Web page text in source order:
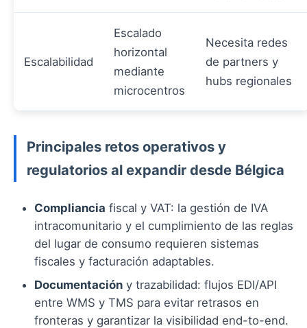
Escalabilidad
Escalado
horizontal
mediante
microcentros
Necesita redes
de partners y
hubs regionales
Principales retos operativos y
regulatorios al expandir desde Bélgica
Compliancia fiscal y VAT: la gestión de IVA
intracomunitario y el cumplimiento de las reglas
del lugar de consumo requieren sistemas
fiscales y facturación adaptables.
Documentación y trazabilidad: flujos EDI/API
entre WMS y TMS para evitar retrasos en
fronteras y garantizar la visibilidad end-to-end.